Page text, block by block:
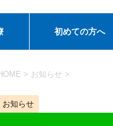
初めての方へ
> お知らせ >
お知らせ